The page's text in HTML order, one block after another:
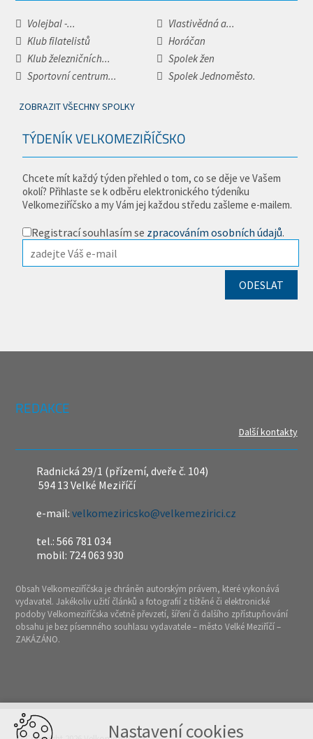
Volejbal -...
Vlastivědná a...
Klub filatelistů
Horáčan
Klub železničních...
Spolek žen
Sportovní centrum...
Spolek Jednoměsto.
ZOBRAZIT VŠECHNY SPOLKY
TÝDENÍK VELKOMEZIŘÍČSKO
Chcete mít každý týden přehled o tom, co se děje ve Vašem
okolí? Přihlaste se k odběru elektronického týdeníku
Velkomeziříčsko a my Vám jej každou středu zašleme e-mailem.
Registrací souhlasím se zpracováním osobních údajů.
REDAKCE
Další kontakty
Radnická 29/1 (přízemí, dveře č. 104)
594 13 Velké Meziříčí
e-mail:velkomeziricsko@velkemezirici.cz
tel.: 566 781 034
mobil: 724 063 930
Obsah Velkomeziříčska je chráněn autorským právem, které vykonává
vydavatel. Jakékoliv užití článků a fotografií z tištěné či elektronické
podoby Velkomeziříčska včetně převzetí, šíření či dalšího zpřístupňování
obsahu je bez písemného souhlasu vydavatele – město Velké Meziříčí –
ZAKÁZÁNO.
Nastavení cookies